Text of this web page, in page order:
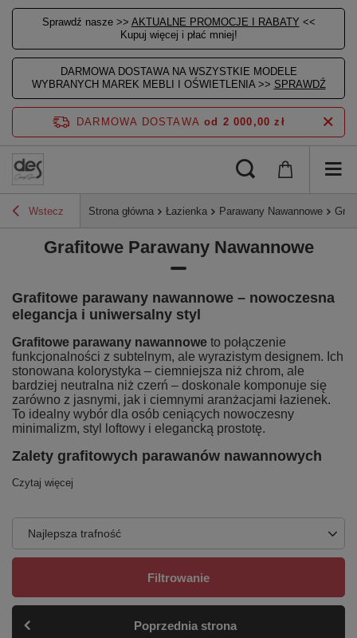
Sprawdź nasze >> AKTUALNE PROMOCJE I RABATY <<
Kupuj więcej i płać mniej!
DARMOWA DOSTAWA NA WSZYSTKIE MODELE
WYBRANYCH MAREK MEBLI I OŚWIETLENIA >> SPRAWDŹ
DARMOWA DOSTAWA od 2 000,00 zł
Wstecz Strona główna Łazienka Parawany Nawannowe
Grafitowe Parawany Nawannowe
Grafitowe parawany nawannowe – nowoczesna
elegancja i uniwersalny styl
Grafitowe parawany nawannowe to połączenie
funkcjonalności z subtelnym, ale wyrazistym designem. Ich
stonowana kolorystyka – ciemniejsza niż chrom, ale
bardziej neutralna niż czerń – doskonale komponuje się
zarówno z jasnymi, jak i ciemnymi aranżacjami łazienek.
To idealny wybór dla osób ceniących nowoczesny
minimalizm, styl loftowy i elegancką prostotę.
Zalety grafitowych parawanów nawannowych
Czytaj więcej
Najlepsza trafność
Filtrowanie
Poprzednia strona